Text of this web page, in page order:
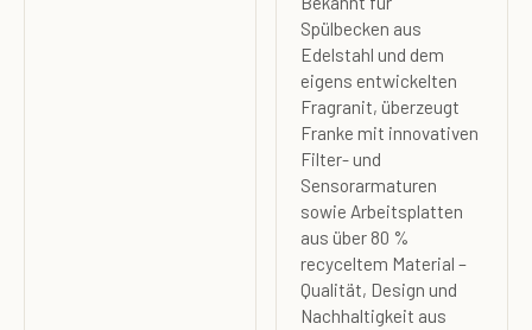
Spülbecken aus
Edelstahl und dem
eigens entwickelten
Fragranit, überzeugt
Franke mit innovativen
Filter- und
Sensorarmaturen
sowie Arbeitsplatten
aus über 80 %
recyceltem Material –
Qualität, Design und
Nachhaltigkeit aus